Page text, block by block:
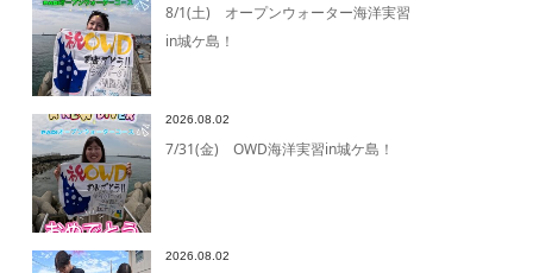
8/1(土) オープンウォーター海洋実習
in城ケ島！
2026.08.02
7/31(金) OWD海洋実習in城ケ島！
2026.08.02